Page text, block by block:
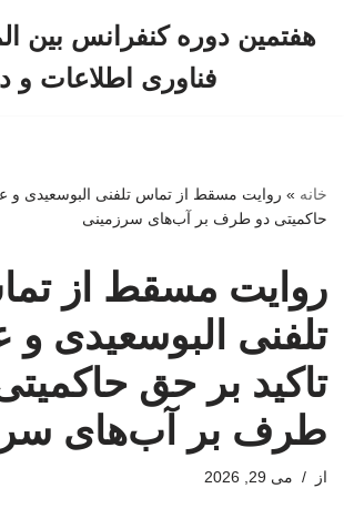
هفتمین دوره کنفرانس بین
فناوری اطلاعات و
خانه » روایت مسقط از تماس تلفنی البوسعیدی و
حاکمیتی دو طرف بر آب‌های سرزمینی
روایت مسقط از
تلفنی البوسعیدی
تاکید بر حق
طرف بر آب‌های
از می 29, 2026